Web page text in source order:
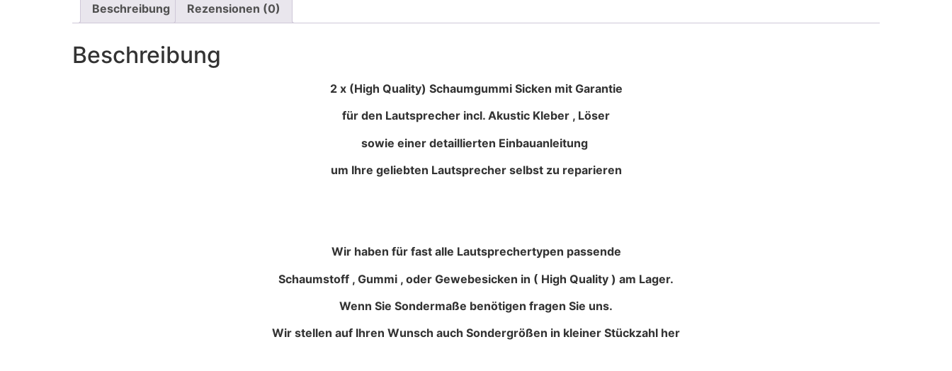
Beschreibung Rezensionen (0)
Beschreibung
2 x (High Quality) Schaumgummi Sicken mit Garantie
für den Lautsprecher incl. Akustic Kleber , Löser
sowie einer detaillierten Einbauanleitung
um Ihre geliebten Lautsprecher selbst zu reparieren
Wir haben für fast alle Lautsprechertypen passende
Schaumstoff , Gummi , oder Gewebesicken in ( High Quality ) am Lager.
Wenn Sie Sondermaße benötigen fragen Sie uns.
Wir stellen auf Ihren Wunsch auch Sondergrößen in kleiner Stückzahl her